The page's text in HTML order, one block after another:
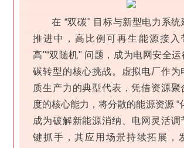
在 “双碳" 目标与新型电力系统
推进中，高比例可再生能源接入
高"“双随机" 问题，成为电网安全
碳转型的核心挑战。虚拟电厂作为
质生产力的典型代表，凭借资源聚
度的核心能力，将分散的能源资源 “
成为破解新能源消纳、电网灵活调
键抓手，其应用场景持续拓展，